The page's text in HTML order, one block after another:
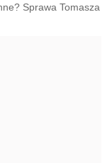
Sprawa Tomasza